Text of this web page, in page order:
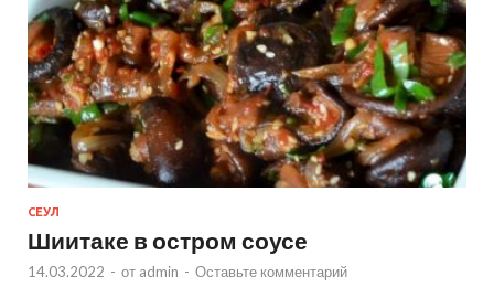
СЕУЛ
Шиитаке в остром соусе
14.03.2022 - от admin - Оставьте комментарий